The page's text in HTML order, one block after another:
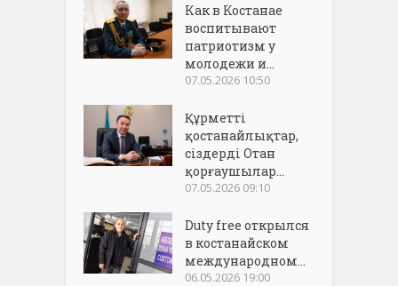
Как в Костанае
воспитывают
патриотизм у
молодежи и...
07.05.2026 10:50
Құрметті
қостанайлықтар,
сіздерді Отан
қорғаушылар...
07.05.2026 09:10
Duty free открылся
в костанайском
международном...
06.05.2026 19:00